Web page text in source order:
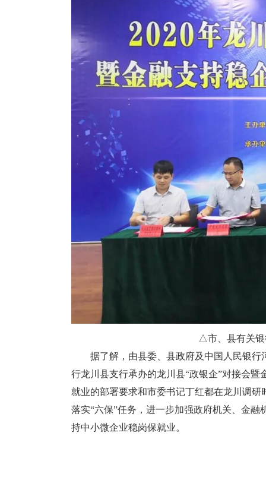
△市、县有关银
据了解，由县委、县政府及中国人民银行
行龙川县支行承办的龙川县“政银企”对接会
就业的部署要求和市委书记丁红都在龙川调
落实“六保”任务，进一步加强政府机关、金
持中小微企业稳岗保就业。